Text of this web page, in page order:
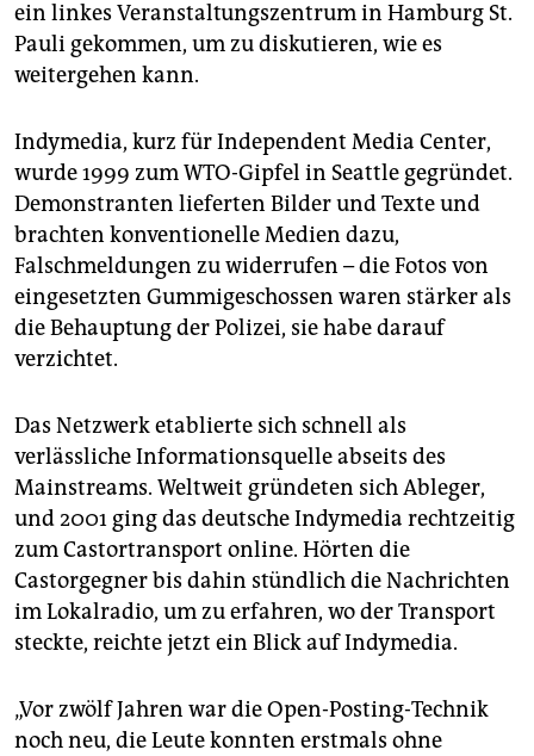
ein linkes Veranstaltungszentrum in Hamburg St.
Pauli gekommen, um zu diskutieren, wie es
weitergehen kann.
Indymedia, kurz für Independent Media Center,
wurde 1999 zum WTO-Gipfel in Seattle gegründet.
Demonstranten lieferten Bilder und Texte und
brachten konventionelle Medien dazu,
Falschmeldungen zu widerrufen – die Fotos von
eingesetzten Gummigeschossen waren stärker als
die Behauptung der Polizei, sie habe darauf
verzichtet.
Das Netzwerk etablierte sich schnell als
verlässliche Informationsquelle abseits des
Mainstreams. Weltweit gründeten sich Ableger,
und 2001 ging das deutsche Indymedia rechtzeitig
zum Castortransport online. Hörten die
Castorgegner bis dahin stündlich die Nachrichten
im Lokalradio, um zu erfahren, wo der Transport
steckte, reichte jetzt ein Blick auf Indymedia.
„Vor zwölf Jahren war die Open-Posting-Technik
noch neu, die Leute konnten erstmals ohne